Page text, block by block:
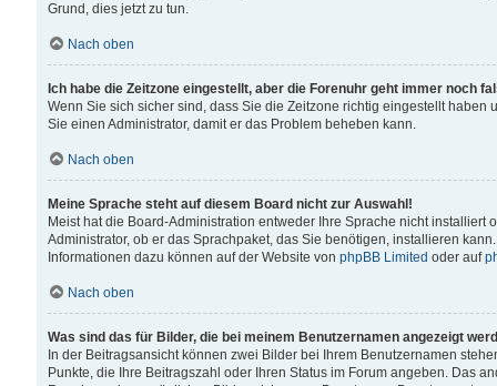
Grund, dies jetzt zu tun.
Nach oben
Ich habe die Zeitzone eingestellt, aber die Forenuhr geht immer noch
Wenn Sie sich sicher sind, dass Sie die Zeitzone richtig eingestellt
Sie einen Administrator, damit er das Problem beheben kann.
Nach oben
Meine Sprache steht auf diesem Board nicht zur Auswahl!
Meist hat die Board-Administration entweder Ihre Sprache nicht
Administrator, ob er das Sprachpaket, das Sie benötigen, installieren
Informationen dazu können auf der Website von phpBB Limited oder auf
Nach oben
Was sind das für Bilder, die bei meinem Benutzernamen angezeigt
In der Beitragsansicht können zwei Bilder bei Ihrem Benutzernamen
Punkte, die Ihre Beitragszahl oder Ihren Status im Forum angeben. Das